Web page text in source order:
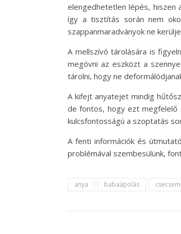
elengedhetetlen lépés, hiszen
így a tisztítás során nem
szappanmaradványok ne
A mellszívó tárolására is
megóvni az eszközt a
tárolni, hogy ne
A kifejt anyatejet mindig
de fontos, hogy ezt megfelelő
kulcsfontosságú a szoptatás
A fenti információk és
problémával szembesülünk,
anya babaápolás